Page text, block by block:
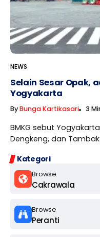
Kategori
Browse
Cakrawala
Browse
Peranti
NEWS
Selain Sesar Opak,
Yogyakarta
ByBunga Kartikasari 3
BMKG sebut
Dengkeng, dan